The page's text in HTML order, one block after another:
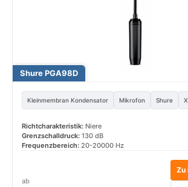
Shure PGA98D
Kleinmembran Kondensator Mikrofon Shure
Richtcharakteristik: Niere
Grenzschalldruck: 130 dB
Frequenzbereich: 20-20000 Hz
ab